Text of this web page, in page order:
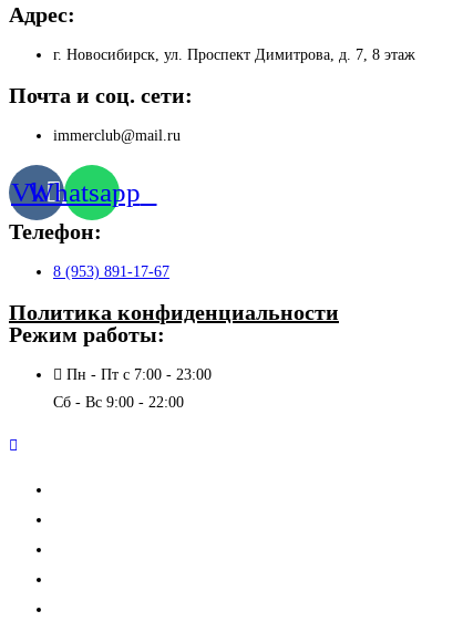
тренировку
Адрес:
г. Новосибирск, ул. Проспект Димитрова, д. 7, 8 этаж
Почта и соц. сети:
immerclub@mail.ru
VkWhatsapp
Телефон:
8 (953) 891-17-67
Политика конфиденциальности
Режим работы:
Пн - Пт с 7:00 - 23:00
Сб - Вс 9:00 - 22:00